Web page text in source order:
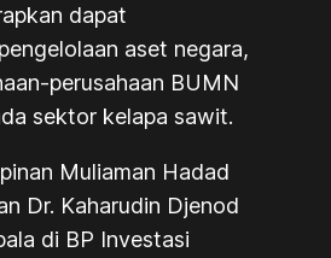
dapat
aset negara,
perusahaan BUMN
sektor kelapa sawit.
Muliaman Hadad
Dr. Kaharudin Djenod
di BP Investasi